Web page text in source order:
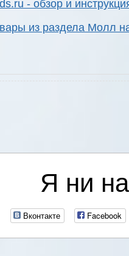
- обзор и
из раздела Молл
Я ни
Вконтакте Facebook